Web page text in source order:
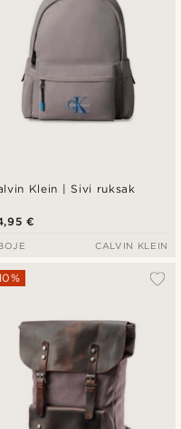
Klein | Sivi ruksak
€
CALVIN KLEIN